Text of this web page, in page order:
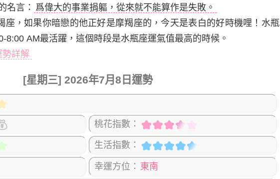
名言： 爲偉大的事業捐軀，從來就不能算作是失敗。
座，如果你暗戀的他正好是摩羯座的，今天是表白的好時機哩！水瓶
8:00 AM最活躍，這個時段是水瓶座運氣值最高的時候。
勢詳解
[星期三] 2026年7月8日運勢
桃花指數：
生活指數：
幸運方位： 東南